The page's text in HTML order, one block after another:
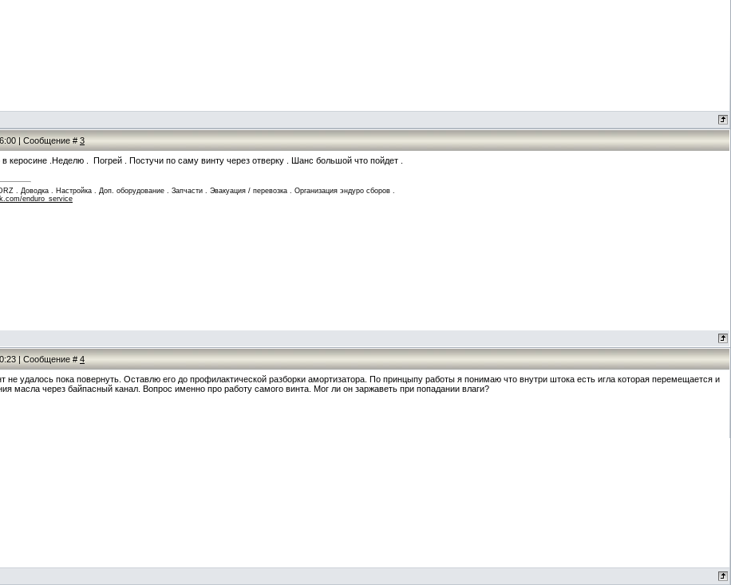
| Сообщение # 3
керосине .Неделю . Погрей . Постучи по саму винту через отверку . Шанс большой что пойдет .
. Доводка . Настройка . Доп. оборудование . Запчасти . Эвакуация / перевозка . Организация эндуро сборов .
enduro_service
| Сообщение # 4
не удалось пока повернуть. Оставлю его до профилактической разборки амортизатора. По принцыпу работы я понимаю что внутри штока есть игла которая перемещается и
масла через байпасный канал. Вопрос именно про работу самого винта. Мог ли он заржаветь при попадании влаги?